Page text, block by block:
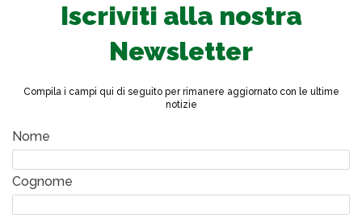
Iscriviti alla nostra
Newsletter
Compila i campi qui di seguito per rimanere aggiornato con le ultime
notizie
Nome
Cognome